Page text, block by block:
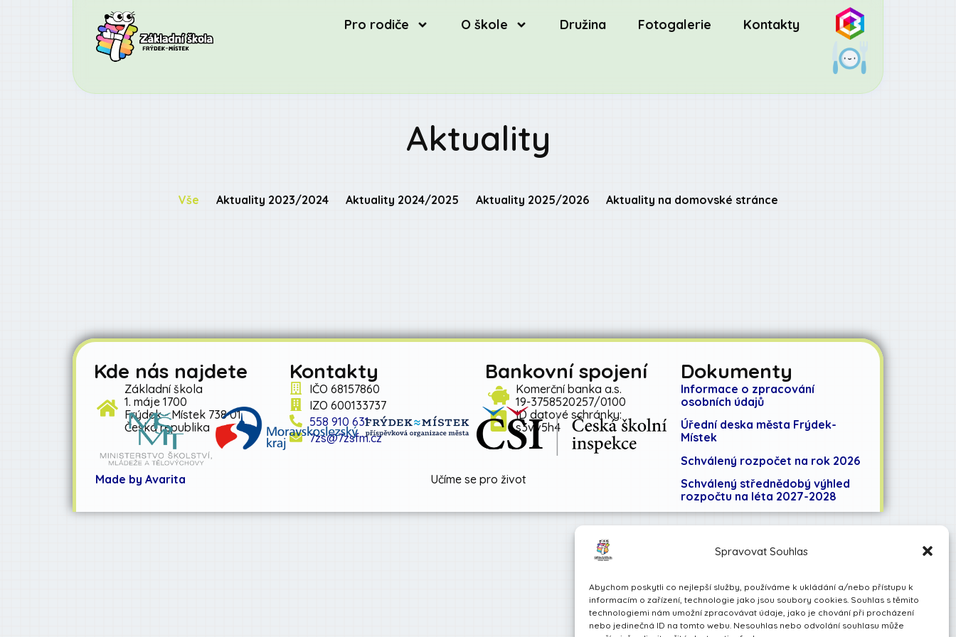
Spravovat Souhlas
Abychom poskytli co nejlepší služby, používáme k ukládání a/nebo přístupu k
informacím o zařízení, technologie jako jsou soubory cookies. Souhlas s těmito
technologiemi nám umožní zpracovávat údaje, jako je chování při procházení
nebo jedinečná ID na tomto webu. Nesouhlas nebo odvolání souhlasu může
Pro rodiče O škole Družina Fotogalerie Kontakty
Aktuality
Aktuality 2023/2024 Aktuality 2024/2025 Aktuality 2025/2026 Aktuality na domovské stránce
Vše
Kde nás najdete
Základní škola
1. máje 1700
Frýdek - Místek 738 01
Česká republika
Kontakty
IČO 68157860
IZO 600133737
558 910 631
7zs@7zsfm.cz
Bankovní spojení
Komerční banka a.s.
19-3758520257/0100
ID datové schránky:
s3vv5h4
Dokumenty
Informace o zpracování
osobních údajů
Úřední deska města Frýdek-
Místek
Schválený rozpočet na rok 2026
Schválený střednědobý výhled
rozpočtu na léta 2027-2028
Učíme se pro život
Made by Avarita